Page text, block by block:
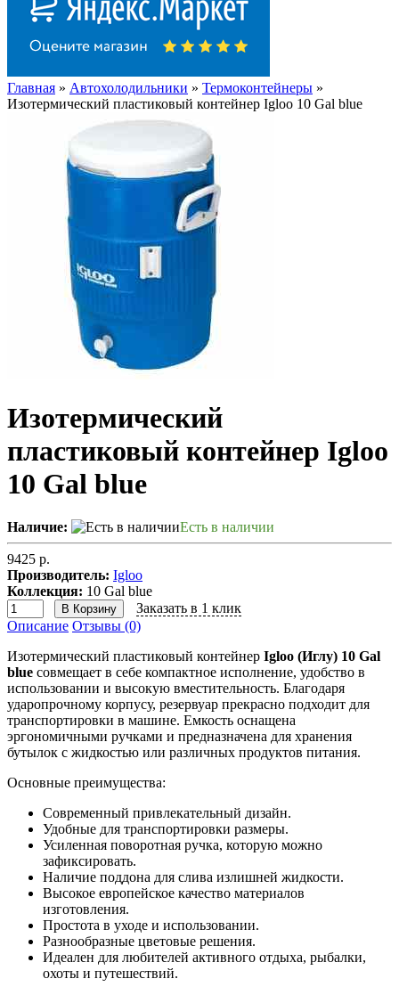
Главная » Автохолодильники » Термоконтейнеры »
Изотермический пластиковый контейнер Igloo 10 Gal blue
Изотермический
пластиковый контейнер Igloo
10 Gal blue
Наличие: Есть в наличии
9425 р.
Производитель: Igloo
Коллекция: 10 Gal blue
В Корзину
Заказать в 1 клик
Описание Отзывы (0)
Изотермический пластиковый контейнер Igloo (Иглу) 10 Gal
blue совмещает в себе компактное исполнение, удобство в
использовании и высокую вместительность. Благодаря
ударопрочному корпусу, резервуар прекрасно подходит для
транспортировки в машине. Емкость оснащена
эргономичными ручками и предназначена для хранения
бутылок с жидкостью или различных продуктов питания.
Основные преимущества:
Современный привлекательный дизайн.
Удобные для транспортировки размеры.
Усиленная поворотная ручка, которую можно
зафиксировать.
Наличие поддона для слива излишней жидкости.
Высокое европейское качество материалов
изготовления.
Простота в уходе и использовании.
Разнообразные цветовые решения.
Идеален для любителей активного отдыха, рыбалки,
охоты и путешествий.